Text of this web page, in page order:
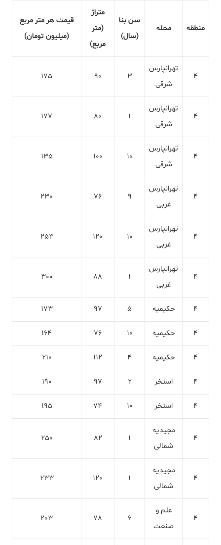
منطقه محله
سن بنا
(سال)
متراژ
(متر
مربع)
قیمت هر متر مربع
(میلیون تومان)
4
تهرانپارس
شرقی
3
90
175
4
تهرانپارس
شرقی
1
80
177
4
تهرانپارس
شرقی
10
100
135
4
تهرانپارس
غربی
9
76
230
4
تهرانپارس
غربی
10
120
254
4
تهرانپارس
غربی
1
88
300
4 حکیمیه 5
97
173
4 حکیمیه 10
76
164
4 حکیمیه 4
112
210
4 استخر 2
97
190
4 استخر 10
74
195
4
مجیدیه
شمالی
1
82
250
4
مجیدیه
شمالی
1
120
233
4
علم و
صنعت
6
78
203